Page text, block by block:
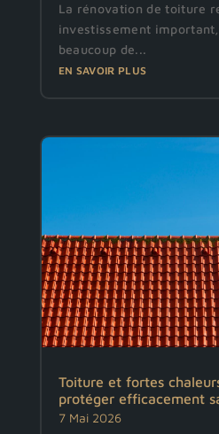
La rénovation de toiture
investissement
beaucoup de...
EN SAVOIR PLUS
Toiture et fortes
protéger efficacement
7 Mai 2026